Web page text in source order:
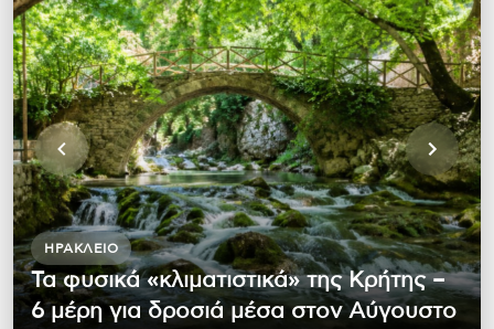
ΗΡΆΚΛΕΙΟ
Τα φυσικά «κλιματιστικά» της Κρήτης –
6 μέρη για δροσιά μέσα στον Αύγουστο